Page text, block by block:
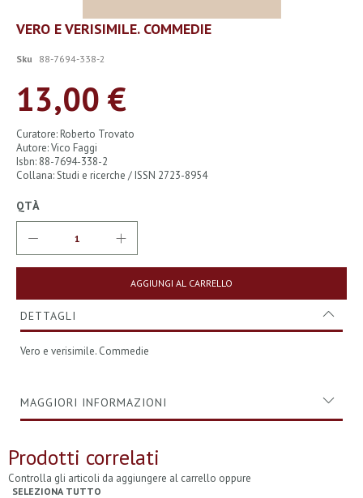
Vai
all'inizio
galleria
immagini
VERO E VERISIMILE. COMMEDIE
Sku 88-7694-338-2
13,00 €
Curatore: Roberto Trovato
Autore: Vico Faggi
Isbn: 88-7694-338-2
Collana: Studi e ricerche / ISSN 2723-8954
QTÀ
AGGIUNGI AL CARRELLO
DETTAGLI
Vero e verisimile. Commedie
MAGGIORI INFORMAZIONI
Prodotti correlati
Controlla gli articoli da aggiungere al carrello oppure
SELEZIONA TUTTO